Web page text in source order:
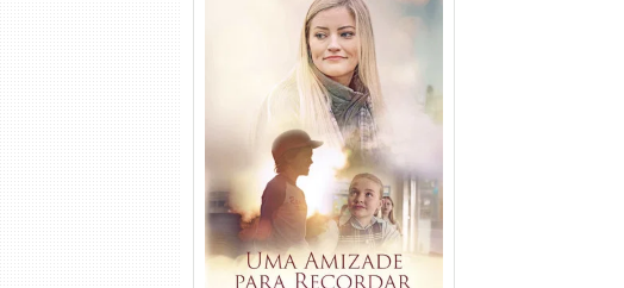
Uma Amizade para Recordar
Torrent (2025) WEB-DL 1080p
Dual Áudio